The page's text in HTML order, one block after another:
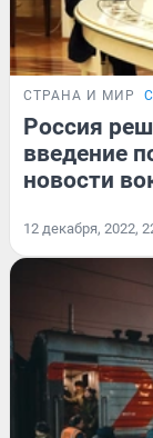
СТРАНА И МИР
Россия
введение
новости
12 декабря, 2022,